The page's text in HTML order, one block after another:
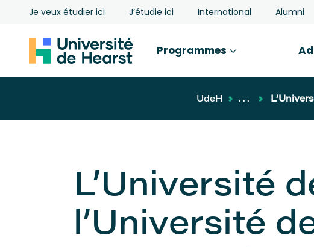
Je veux étudier ici J’étudie ici International Alumni
Programmes
UdeH ...
L’Université
l’Université